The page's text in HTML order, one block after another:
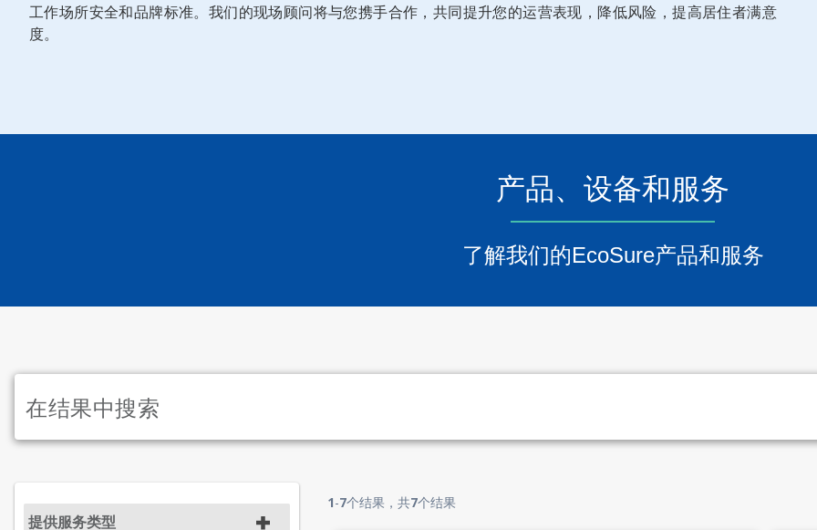
工作场所安全和品牌标准。我们的现场顾问将与您携手合作，共同提升您的运营表现，降低风险，提高居住者满意
度。
产品、设备和服务
了解我们的EcoSure产品和服务
提供服务类型
1-7个结果，共7个结果